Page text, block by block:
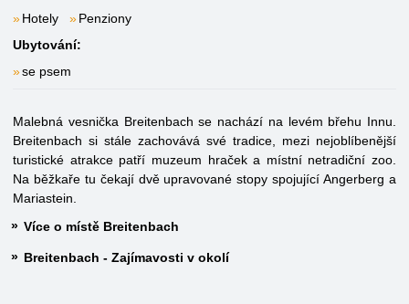
Hotely
Penziony
Ubytování:
se psem
Malebná vesnička Breitenbach se nachází na levém břehu Innu.
Breitenbach si stále zachovává své tradice, mezi nejoblíbenější
turistické atrakce patří muzeum hraček a místní netradiční zoo.
Na běžkaře tu čekají dvě upravované stopy spojující Angerberg a
Mariastein.
Více o místě Breitenbach
Breitenbach - Zajímavosti v okolí